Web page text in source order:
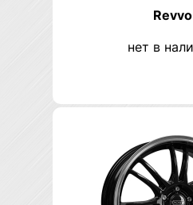
Revvo
нет в